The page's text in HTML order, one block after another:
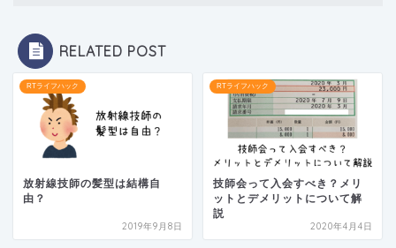
RELATED POST
RTライフハック
放射線技師の髪型は結構自
由？
2019年9月8日
RTライフハック
技師会って入会すべき？メリ
ットとデメリットについて解
説
2020年4月4日